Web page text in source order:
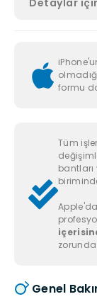
Detaylar
formu
Tüm
bantları
zorunda
Genel